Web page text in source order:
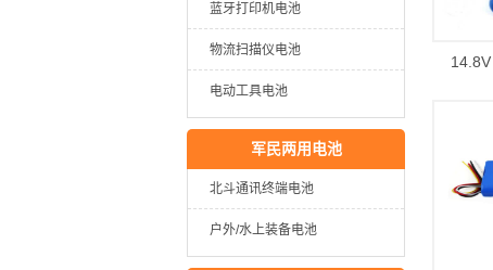
蓝牙打印机电池
物流扫描仪电池
电动工具电池
军民两用电池
北斗通讯终端电池
户外/水上装备电池